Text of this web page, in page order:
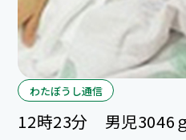
わたぼうし通信
12時23分 男児3046